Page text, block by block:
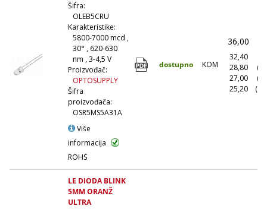
Šifra:
OLEB5CRU
Karakteristike:
5800-7000 mcd ,
30° , 620-630
nm , 3-4,5 V
Proizvođač:
OPTOSUPPLY
Šifra
proizvođača:
OSR5MS5A31A
Više
informacija
ROHS
dostupno KOM
36,00
32,40
28,80
27,00
25,20
LE DIODA BLINK
5MM ORANŽ
ULTRA